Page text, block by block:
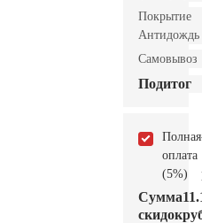
Покрытие
Антидождь
Самовывоз
Подитог
Полная
оплата
(5%)
Сумма
скидок